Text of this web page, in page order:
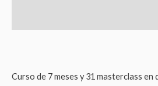
Curso de 7 meses y 31 masterclass